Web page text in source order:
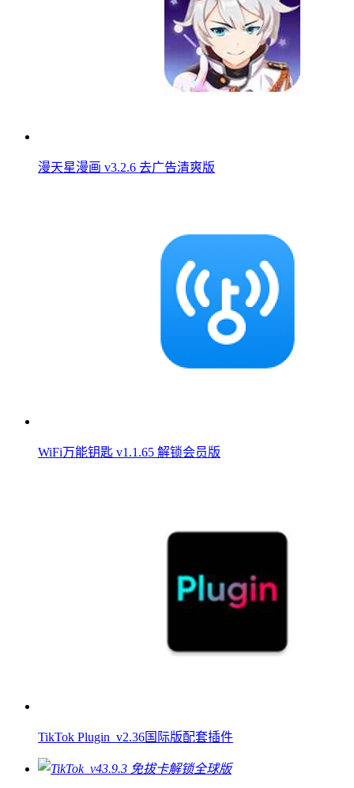
漫天星漫画 v3.2.6 去广告清爽版
WiFi万能钥匙 v1.1.65 解锁会员版
TikTok Plugin_v2.36国际版配套插件